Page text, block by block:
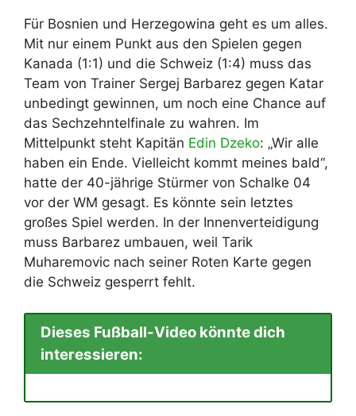
Für Bosnien und Herzegowina geht es um alles.
Mit nur einem Punkt aus den Spielen gegen
Kanada (1:1) und die Schweiz (1:4) muss das
Team von Trainer Sergej Barbarez gegen Katar
unbedingt gewinnen, um noch eine Chance auf
das Sechzehntelfinale zu wahren. Im
Mittelpunkt steht Kapitän Edin Dzeko: „Wir alle
haben ein Ende. Vielleicht kommt meines bald“,
hatte der 40-jährige Stürmer von Schalke 04
vor der WM gesagt. Es könnte sein letztes
großes Spiel werden. In der Innenverteidigung
muss Barbarez umbauen, weil Tarik
Muharemovic nach seiner Roten Karte gegen
die Schweiz gesperrt fehlt.
Dieses Fußball-Video könnte dich
interessieren: